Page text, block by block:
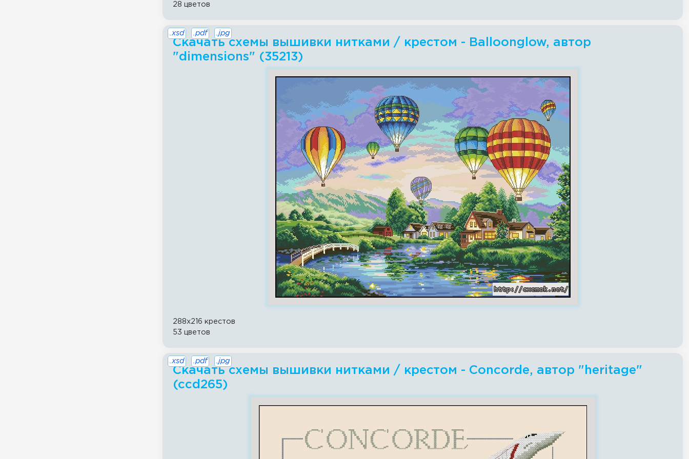
28 цветов
Скачать схемы вышивки нитками / крестом - Balloonglow, автор
"dimensions" (35213)
.xsd .pdf .jpg
288x216 крестов
53 цветов
Скачать схемы вышивки нитками / крестом - Concorde, автор "heritage"
(ccd265)
.xsd .pdf .jpg